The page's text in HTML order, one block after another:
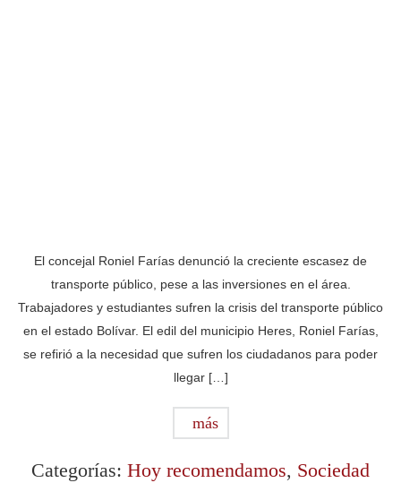
El concejal Roniel Farías denunció la creciente escasez de
transporte público, pese a las inversiones en el área.
Trabajadores y estudiantes sufren la crisis del transporte público
en el estado Bolívar. El edil del municipio Heres, Roniel Farías,
se refirió a la necesidad que sufren los ciudadanos para poder
llegar […]
más
Categorías: Hoy recomendamos, Sociedad